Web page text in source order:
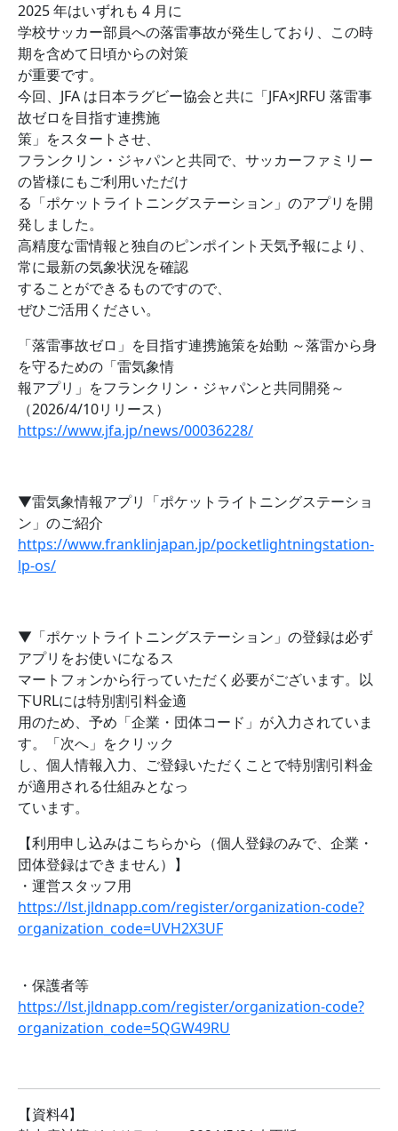
2025 年はいずれも 4 月に
学校サッカー部員への落雷事故が発生しており、この時
期を含めて日頃からの対策
が重要です。
今回、JFA は日本ラグビー協会と共に「JFA×JRFU 落雷事
故ゼロを目指す連携施
策」をスタートさせ、
フランクリン・ジャパンと共同で、サッカーファミリー
の皆様にもご利用いただけ
る「ポケットライトニングステーション」のアプリを開
発しました。
高精度な雷情報と独自のピンポイント天気予報により、
常に最新の気象状況を確認
することができるものですので、
ぜひご活用ください。
「落雷事故ゼロ」を目指す連携施策を始動 ～落雷から身
を守るための「雷気象情
報アプリ」をフランクリン・ジャパンと共同開発～
（2026/4/10リリース）
https://www.jfa.jp/news/00036228/
▼雷気象情報アプリ「ポケットライトニングステーショ
ン」のご紹介
https://www.franklinjapan.jp/pocketlightningstation-
lp-os/
▼「ポケットライトニングステーション」の登録は必ず
アプリをお使いになるス
マートフォンから行っていただく必要がございます。以
下URLには特別割引料金適
用のため、予め「企業・団体コード」が入力されていま
す。「次へ」をクリック
し、個人情報入力、ご登録いただくことで特別割引料金
が適用される仕組みとなっ
ています。
【利用申し込みはこちらから（個人登録のみで、企業・
団体登録はできません）】
・運営スタッフ用
https://lst.jldnapp.com/register/organization-code?
organization_code=UVH2X3UF
・保護者等
https://lst.jldnapp.com/register/organization-code?
organization_code=5QGW49RU
【資料4】